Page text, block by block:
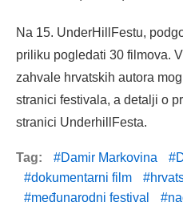
Na 15. UnderHillFestu,
priliku pogledati 30 filmova.
zahvale hrvatskih autora
stranici festivala, a detalji o
stranici UnderhillFesta.
Tag: Damir Markovina
dokumentarni film
međunarodni festival